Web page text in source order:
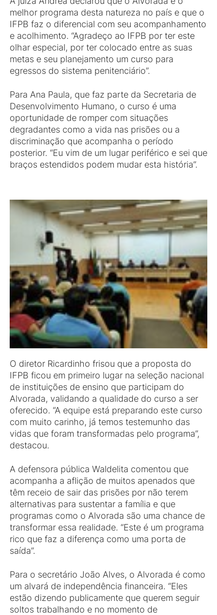
melhor programa desta natureza no país e que o
IFPB faz o diferencial com seu acompanhamento
e acolhimento. “Agradeço ao IFPB por ter este
olhar especial, por ter colocado entre as suas
metas e seu planejamento um curso para
egressos do sistema penitenciário”.
Para Ana Paula, que faz parte da Secretaria de
Desenvolvimento Humano, o curso é uma
oportunidade de romper com situações
degradantes como a vida nas prisões ou a
discriminação que acompanha o período
posterior. “Eu vim de um lugar periférico e sei que
braços estendidos podem mudar esta história”.
O diretor Ricardinho frisou que a proposta do
IFPB ficou em primeiro lugar na seleção nacional
de instituições de ensino que participam do
Alvorada, validando a qualidade do curso a ser
oferecido. “A equipe está preparando este curso
com muito carinho, já temos testemunho das
vidas que foram transformadas pelo programa”,
destacou.
A defensora pública Waldelita comentou que
acompanha a aflição de muitos apenados que
têm receio de sair das prisões por não terem
alternativas para sustentar a família e que
programas como o Alvorada são uma chance de
transformar essa realidade. “Este é um programa
rico que faz a diferença como uma porta de
saída”.
Para o secretário João Alves, o Alvorada é como
um alvará de independência financeira. “Eles
estão dizendo publicamente que querem seguir
soltos trabalhando e no momento de